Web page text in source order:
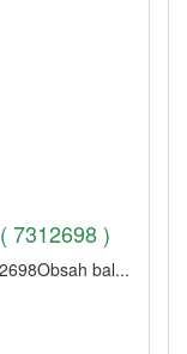
7312698 )
bal...